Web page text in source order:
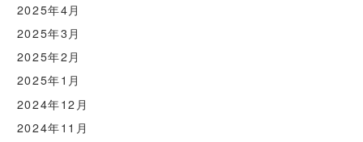
2025年4月
2025年3月
2025年2月
2025年1月
2024年12月
2024年11月